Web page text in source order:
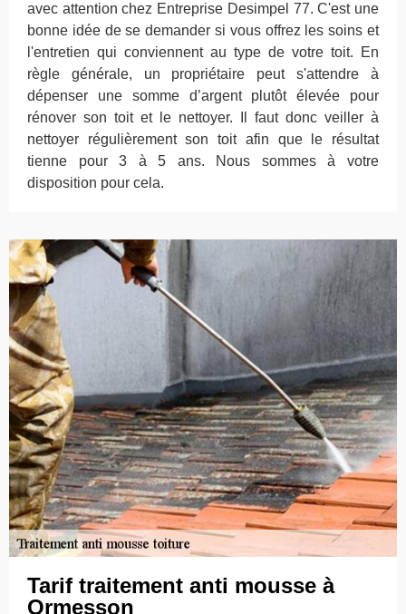
avec attention chez Entreprise Desimpel 77. C'est une
bonne idée de se demander si vous offrez les soins et
l'entretien qui conviennent au type de votre toit. En
règle générale, un propriétaire peut s'attendre à
dépenser une somme d’argent plutôt élevée pour
rénover son toit et le nettoyer. Il faut donc veiller à
nettoyer régulièrement son toit afin que le résultat
tienne pour 3 à 5 ans. Nous sommes à votre
disposition pour cela.
Tarif traitement anti mousse à
Ormesson